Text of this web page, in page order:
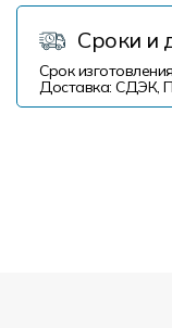
Сроки и
Срок
Доставка: СДЭК,